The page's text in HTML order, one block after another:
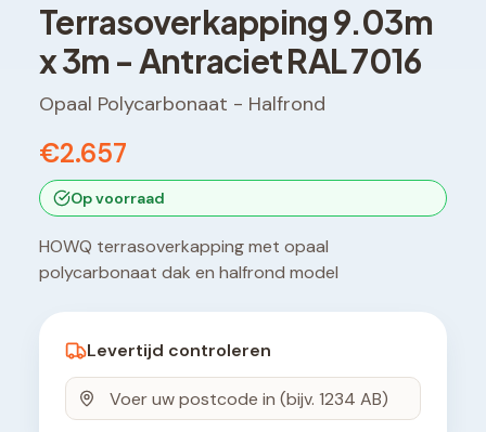
Terrasoverkapping9.03m
x3m -Antraciet RAL 7016
Opaal Polycarbonaat - Halfrond
€2.657
Op voorraad
HOWQ terrasoverkapping met opaal
polycarbonaat dak en halfrond model
Levertijd controleren